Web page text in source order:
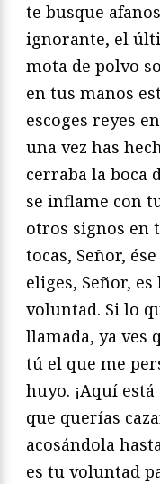
te busque
ignorante, el
mota de polvo
en tus manos
escoges reyes
una vez has
cerraba la boca
se inflame con
otros signos en
tocas, Señor,
eliges, Señor,
voluntad. Si lo
llamada, ya ves
tú el que me
huyo. ¡Aquí
que querías
acosándola
es tu voluntad